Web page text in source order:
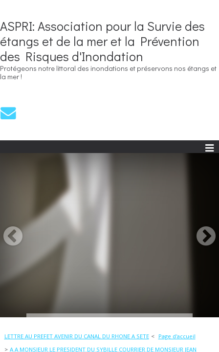
ASPRI: Association pour la Survie des
étangs et de la mer et la Prévention
des Risques d'Inondation
Protégeons notre littoral des inondations et préservons nos étangs et
la mer !
LETTRE AU PREFET AVENIR DU CANAL DU RHONE A SETE
Page d'accueil
A A MONSIEUR LE PRESIDENT DU SYBILLE COURRIER DE MONSIEUR JEAN